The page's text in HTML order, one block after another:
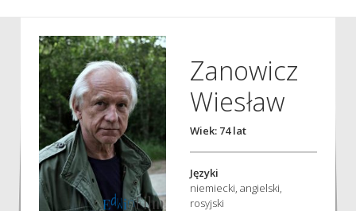
Zanowicz
Wiesław
Wiek: 74 lat
Języki
niemiecki, angielski,
rosyjski